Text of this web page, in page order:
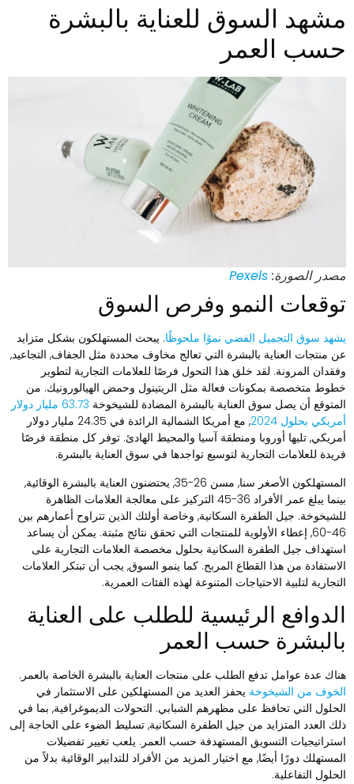
السوق للعناية بالبشرة
العمر
الصورة:Pexels
النمو وفرص السوق
سوق التجميل الفضي نموًا ملحوظًا. يبحث المستهلكون بشكل متزايد
منتجات العناية بالبشرة التي تعالج مخاوف محددة مثل الجفاف, التجاعيد,
المرونة. لقد خلق هذا التحول فرصًا للعلامات التجارية لتطوير
متخصصة بمكونات فعالة مثل الريتينول وحمض الهيالورونيك. من
أن يصل سوق العناية بالبشرة المضادة للشيخوخة
63.73 مليار دولار
بحلول 2024
, مع أمريكا الشمالية الرائدة في 24.35 مليار دولار
تليها أوروبا ومنطقة آسيا والمحيط الهادئ. توفر كل منطقة فرصًا
للعلامات التجارية لتوسيع تواجدها في سوق العناية بالبشرة.
المستهلكون الأصغر سنا, مسن 26-35, يحتضنون العناية بالبشرة الوقائية,
بينما يبلغ عمر الأفراد 36-45 التركيز على معالجة العلامات الظاهرة
جيل الطفرة السكانية, وخاصة أولئك الذين تتراوح أعمارهم بين
46-60, إعطاء الأولوية للمنتجات التي تحقق نتائج مثبتة. يمكن أن يساعد
جيل الطفرة السكانية بحلول مخصصة العلامات التجارية على
من هذا القطاع المربح. كما ينمو السوق, يجب أن تبتكر العلامات
لتلبية الاحتياجات المتنوعة لهذه الفئات العمرية.
الرئيسية للطلب على العناية
حسب العمر
عدة عوامل تدفع الطلب على منتجات العناية بالبشرة الخاصة بالعمر.
من الشيخوخةيحفز العديد من المستهلكين على الاستثمار في
التي تحافظ على مظهرهم الشبابي. التحولات الديموغرافية, بما في
العدد المتزايد من جيل الطفرة السكانية, تسليط الضوء على الحاجة إلى
التسويق المستهدفة حسب العمر. يلعب تغيير تفضيلات
دورًا أيضًا, مع اختيار المزيد من الأفراد للتدابير الوقائية بدلاً من
التفاعلية.